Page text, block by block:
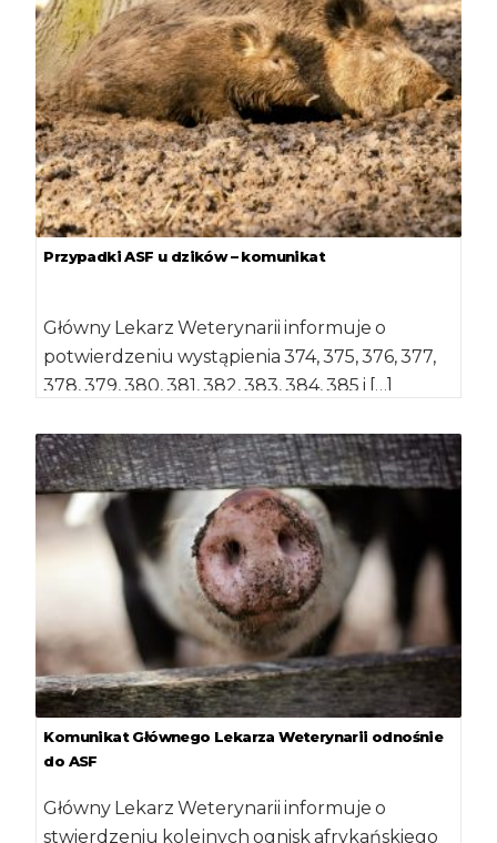
Przypadki ASF u dzików – komunikat
Główny Lekarz Weterynarii informuje o
potwierdzeniu wystąpienia 374, 375, 376, 377,
378, 379, 380, 381, 382, 383, 384, 385 i […]
Komunikat Głównego Lekarza Weterynarii odnośnie
do ASF
Główny Lekarz Weterynarii informuje o
stwierdzeniu kolejnych ognisk afrykańskiego